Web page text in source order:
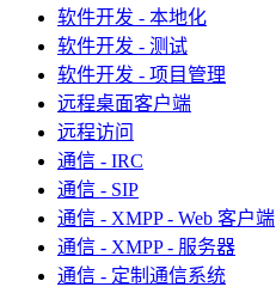
软件开发 - 本地化
软件开发 - 测试
软件开发 - 项目管理
远程桌面客户端
远程访问
通信 - IRC
通信 - SIP
通信 - XMPP - Web 客户端
通信 - XMPP - 服务器
通信 - 定制通信系统